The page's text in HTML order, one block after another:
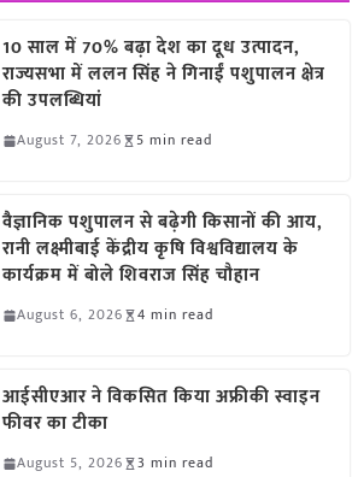
10 साल में 70% बढ़ा देश का दूध उत्पादन,
राज्यसभा में ललन सिंह ने गिनाईं पशुपालन क्षेत्र
की उपलब्धियां
August 7, 2026 5 min read
वैज्ञानिक पशुपालन से बढ़ेगी किसानों की आय,
रानी लक्ष्मीबाई केंद्रीय कृषि विश्वविद्यालय के
कार्यक्रम में बोले शिवराज सिंह चौहान
August 6, 2026 4 min read
आईसीएआर ने विकसित किया अफ्रीकी स्वाइन
फीवर का टीका
August 5, 2026 3 min read